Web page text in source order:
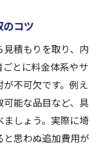
コツ
積もりを取り、内
とに料金体系やサ
不可欠です。例え
能な品目など、具
しょう。実際に埼
思わぬ追加費用が